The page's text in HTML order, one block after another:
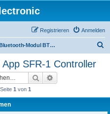
Anmelden
Registrieren
Bluetooth-Modul BTC-1 / App SFR-1 Controller
SFR-1 Controller
Suche
1 von 1